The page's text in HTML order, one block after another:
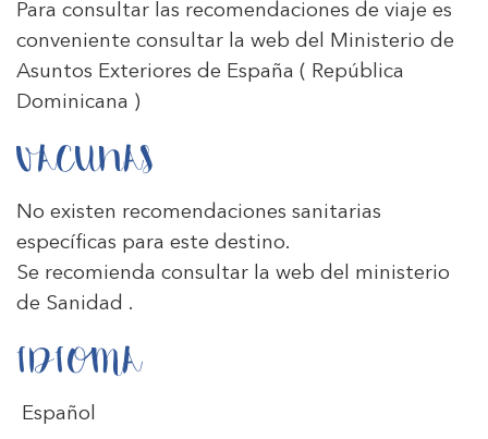
Para consultar las recomendaciones de viaje es
conveniente consultar la web del Ministerio de
Asuntos Exteriores de España ( República
Dominicana )
VACUNAS
No existen recomendaciones sanitarias
específicas para este destino.
Se recomienda consultar la web del ministerio
de Sanidad .
IDIOMA
Español